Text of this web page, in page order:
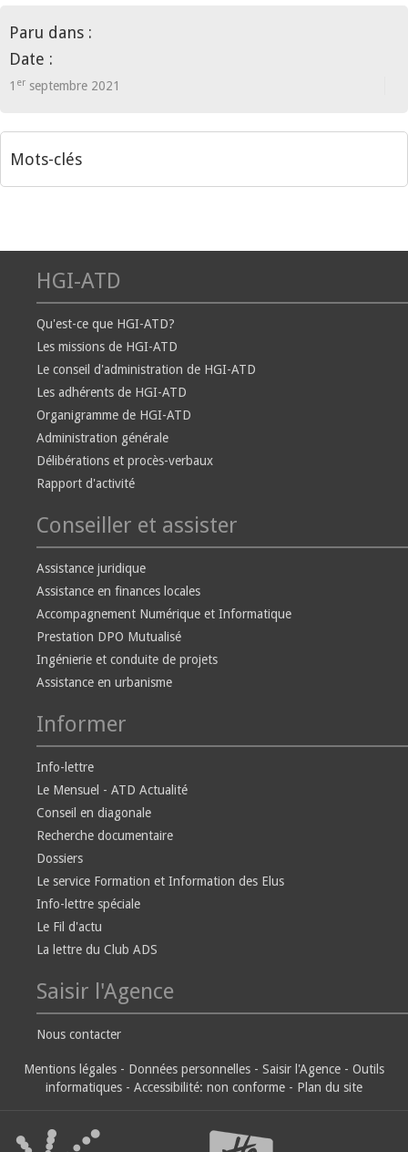
Paru dans :
Date :
1 er septembre 2021
Mots-clés
HGI-ATD
Qu'est-ce que HGI-ATD?
Les missions de HGI-ATD
Le conseil d'administration de HGI-ATD
Les adhérents de HGI-ATD
Organigramme de HGI-ATD
Administration générale
Délibérations et procès-verbaux
Rapport d'activité
Conseiller et assister
Assistance juridique
Assistance en finances locales
Accompagnement Numérique et Informatique
Prestation DPO Mutualisé
Ingénierie et conduite de projets
Assistance en urbanisme
Informer
Info-lettre
Le Mensuel - ATD Actualité
Conseil en diagonale
Recherche documentaire
Dossiers
Le service Formation et Information des Elus
Info-lettre spéciale
Le Fil d'actu
La lettre du Club ADS
Saisir l'Agence
Nous contacter
Mentions légales - Données personnelles - Saisir l'Agence - Outils
informatiques - Accessibilité: non conforme - Plan du site